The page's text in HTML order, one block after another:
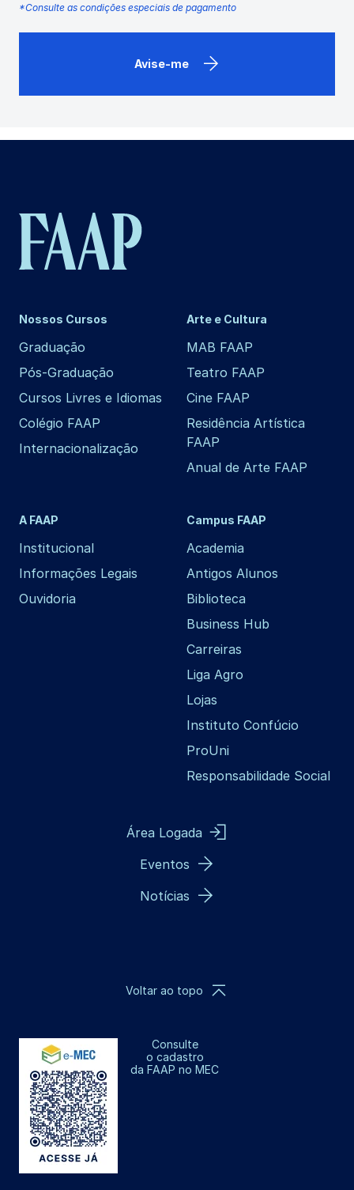
*Consulte as condições especiais de pagamento
Avise-me
Nossos Cursos
Graduação
Pós-Graduação
Cursos Livres e Idiomas
Colégio FAAP
Internacionalização
Arte e Cultura
MAB FAAP
Teatro FAAP
Cine FAAP
Residência Artística
FAAP
Anual de Arte FAAP
A FAAP
Institucional
Informações Legais
Ouvidoria
Campus FAAP
Academia
Antigos Alunos
Biblioteca
Business Hub
Carreiras
Liga Agro
Lojas
Instituto Confúcio
ProUni
Responsabilidade Social
Área Logada
Eventos
Notícias
Consulte
o cadastro
da FAAP no MEC
Voltar ao topo